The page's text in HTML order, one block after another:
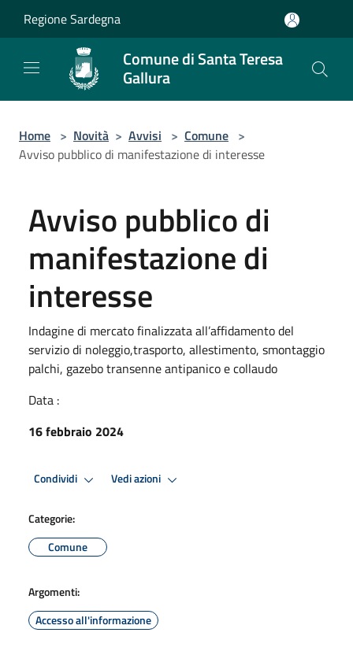
Regione Sardegna
Comune di Santa Teresa
Gallura
Home > Novità > Avvisi > Comune >
Avviso pubblico di manifestazione di interesse
Avviso pubblico di
manifestazione di
interesse
Indagine di mercato finalizzata all’affidamento del
servizio di noleggio,trasporto, allestimento, smontaggio
palchi, gazebo transenne antipanico e collaudo
Data :
16 febbraio 2024
Condividi Vedi azioni
Categorie:
Comune
Argomenti:
Accesso all'informazione